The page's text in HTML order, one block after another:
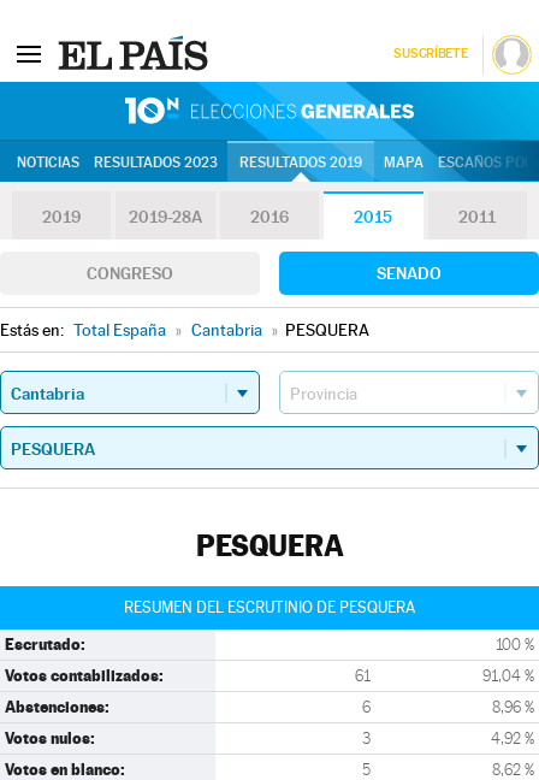
SUSCRÍBETE
NOTICIAS RESULTADOS 2023 RESULTADOS 2019 MAPA ESCAÑOS
2019 2019-28A 2016 2015 2011
CONGRESO SENADO
Estás en: Total España » Cantabria » PESQUERA
PESQUERA
RESUMEN DEL ESCRUTINIO DE PESQUERA
Escrutado: 100 %
Votos contabilizados: 61 91,04 %
Abstenciones: 6 8,96 %
Votos nulos: 3 4,92 %
Votos en blanco: 5 8,62 %